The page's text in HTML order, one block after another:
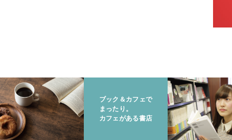
ブック＆カフェで
まったり。
カフェがある書店